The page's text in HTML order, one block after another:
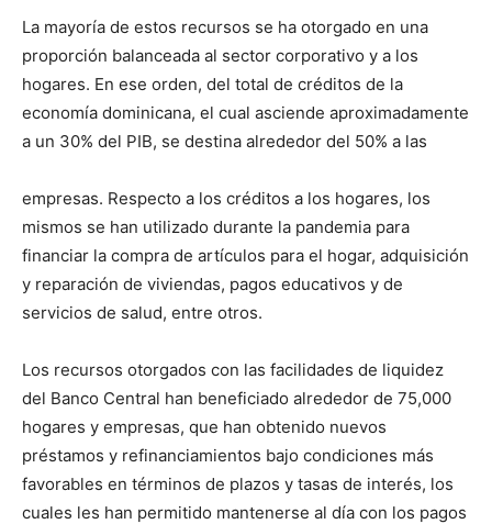
La mayoría de estos recursos se ha otorgado en una
proporción balanceada al sector corporativo y a los
hogares. En ese orden, del total de créditos de la
economía dominicana, el cual asciende aproximadamente
a un 30% del PIB, se destina alrededor del 50% a las
empresas. Respecto a los créditos a los hogares, los
mismos se han utilizado durante la pandemia para
financiar la compra de artículos para el hogar, adquisición
y reparación de viviendas, pagos educativos y de
servicios de salud, entre otros.
Los recursos otorgados con las facilidades de liquidez
del Banco Central han beneficiado alrededor de 75,000
hogares y empresas, que han obtenido nuevos
préstamos y refinanciamientos bajo condiciones más
favorables en términos de plazos y tasas de interés, los
cuales les han permitido mantenerse al día con los pagos